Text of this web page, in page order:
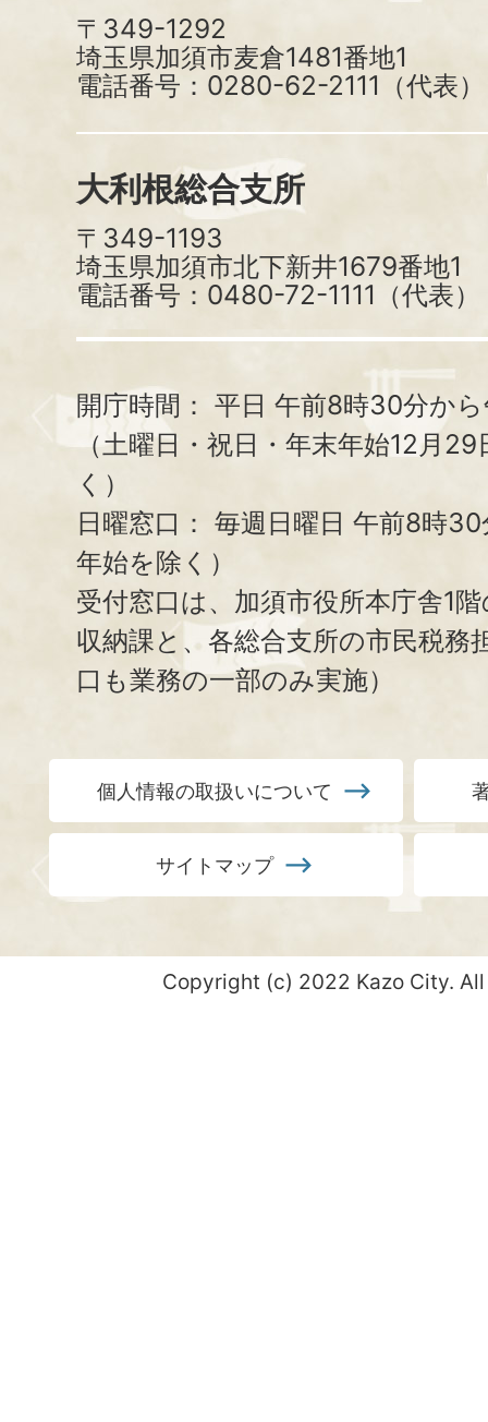
〒349-1292
埼玉県加須市麦倉1481番地1
電話番号：0280-62-2111（代表）
大利根総合支所
〒349-1193
埼玉県加須市北下新井1679番地1
電話番号：0480-72-1111（代表）
開庁時間： 平日 午前8時30分か
（土曜日・祝日・年末年始12月
く）
日曜窓口： 毎週日曜日 午前8時
年始を除く）
受付窓口は、加須市役所本庁舎1
収納課と、 各総合支所の市民税務
口も業務の一部のみ実施）
個人情報の取扱いについて
サイトマップ
Copyright (c) 2022 Kazo City.